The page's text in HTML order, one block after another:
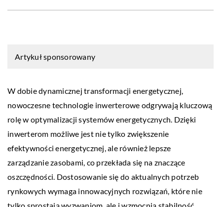
Artykuł sponsorowany
W dobie dynamicznej transformacji energetycznej,
nowoczesne technologie inwerterowe odgrywają kluczową
rolę w optymalizacji systemów energetycznych. Dzięki
inwerterom możliwe jest nie tylko zwiększenie
efektywności energetycznej, ale również lepsze
zarządzanie zasobami, co przekłada się na znaczące
oszczędności. Dostosowanie się do aktualnych potrzeb
rynkowych wymaga innowacyjnych rozwiązań, które nie